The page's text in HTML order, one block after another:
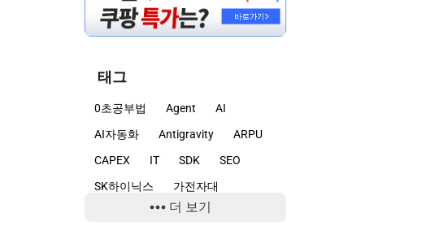
태그
0초공부법 Agent
AI
AI자동화
Antigravity
ARPU
CAPEX
IT SDK
SEO
SK하이닉스
가전자대
감정마케팅
개발자
더 보기